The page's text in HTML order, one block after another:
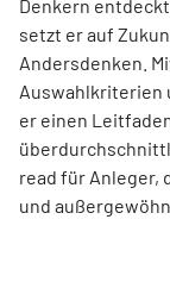
Denkern
setzt er auf
Andersdenken.
Auswahlkriterien
er einen
read für Anleger,
und